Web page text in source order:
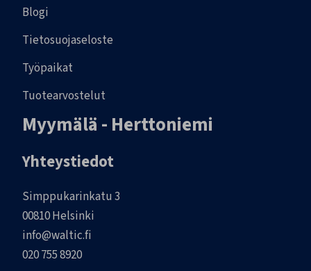
Blogi
Tietosuojaseloste
Työpaikat
Tuotearvostelut
Myymälä - Herttoniemi
Yhteystiedot
Simppukarinkatu 3
00810 Helsinki
info@waltic.fi
020 755 8920